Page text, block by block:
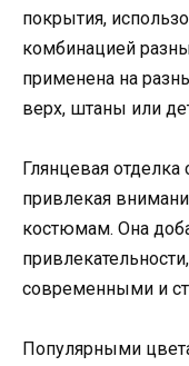
покрытия,
комбинацией
применена на
верх, штаны или
Глянцевая
привлекая
костюмам. Она
современными и
Популярными